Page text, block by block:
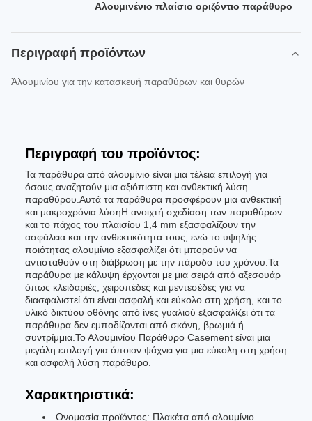
Αλουμινένιο πλαίσιο οριζόντιο παράθυρο
Περιγραφή προϊόντων
Άλουμινίου για την κατασκευή παραθύρων και θυρών
Περιγραφή του προϊόντος:
Τα παράθυρα από αλουμίνιο είναι μια τέλεια επιλογή για
όσους αναζητούν μια αξιόπιστη και ανθεκτική λύση
παραθύρου.Αυτά τα παράθυρα προσφέρουν μια ανθεκτική
και μακροχρόνια λύσηΗ ανοιχτή σχεδίαση των παραθύρων
και το πάχος του πλαισίου 1,4 mm εξασφαλίζουν την
ασφάλεια και την ανθεκτικότητα τους, ενώ το υψηλής
ποιότητας αλουμίνιο εξασφαλίζει ότι μπορούν να
αντισταθούν στη διάβρωση με την πάροδο του χρόνου.Τα
παράθυρα με κάλυψη έρχονται με μια σειρά από αξεσουάρ
όπως κλειδαριές, χειροπέδες και μεντεσέδες για να
διασφαλιστεί ότι είναι ασφαλή και εύκολο στη χρήση, και το
υλικό δικτύου οθόνης από ίνες γυαλιού εξασφαλίζει ότι τα
παράθυρα δεν εμποδίζονται από σκόνη, βρωμιά ή
συντρίμμια.Το Αλουμινίου Παράθυρο Casement είναι μια
μεγάλη επιλογή για όποιον ψάχνει για μια εύκολη στη χρήση
και ασφαλή λύση παράθυρο.
Χαρακτηριστικά:
Ονομασία προϊόντος: Πλακέτα από αλουμίνιο